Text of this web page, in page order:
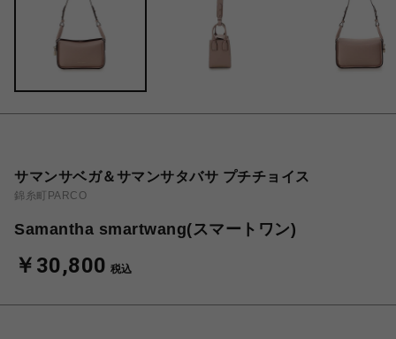
サマンサベガ＆サマンサタバサ プチチョイス
錦糸町PARCO
Samantha smartwang(スマートワン)
￥30,800 税込